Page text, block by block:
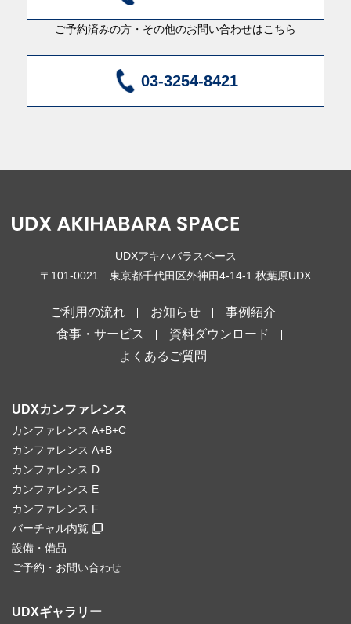
ご予約済みの方・その他のお問い合わせはこちら
03-3254-8421
UDXアキハバラスペース
〒101-0021 東京都千代田区外神田4-14-1 秋葉原UDX
ご利用の流れ お知らせ
事例紹介
食事・サービス
資料ダウンロード
よくあるご質問
UDXカンファレンス
カンファレンス A+B+C
カンファレンス A+B
カンファレンス D
カンファレンス E
カンファレンス F
バーチャル内覧
設備・備品
ご予約・お問い合わせ
UDXギャラリー